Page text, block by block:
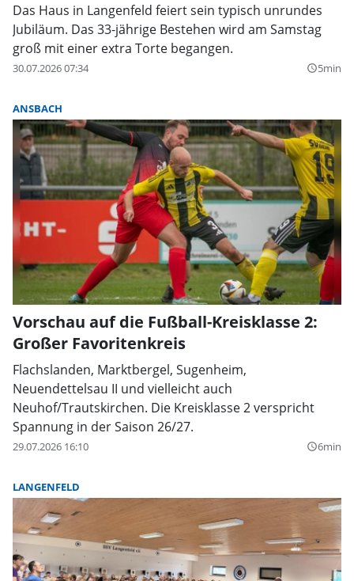
Das Haus in Langenfeld feiert sein typisch unrundes
Jubiläum. Das 33-jährige Bestehen wird am Samstag
groß mit einer extra Torte begangen.
30.07.2026 07:34 query_builder5min
ANSBACH
Vorschau auf die Fußball-Kreisklasse 2:
Großer Favoritenkreis
Flachslanden, Marktbergel, Sugenheim,
Neuendettelsau II und vielleicht auch
Neuhof/Trautskirchen. Die Kreisklasse 2 verspricht
Spannung in der Saison 26/27.
29.07.2026 16:10 query_builder6min
LANGENFELD